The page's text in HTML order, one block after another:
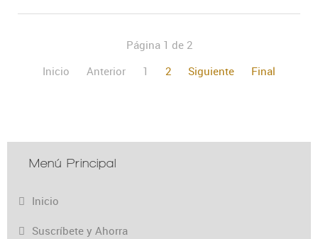
Página 1 de 2
Inicio
Anterior 1 2 Siguiente Final
Menú Principal
Inicio
Suscríbete y Ahorra